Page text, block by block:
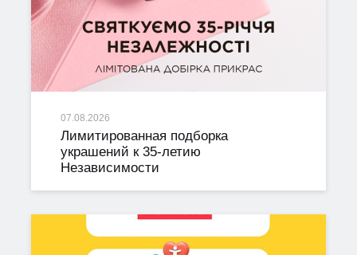
07.08.2026
Лимитированная подборка
украшений к 35-летию
Независимости